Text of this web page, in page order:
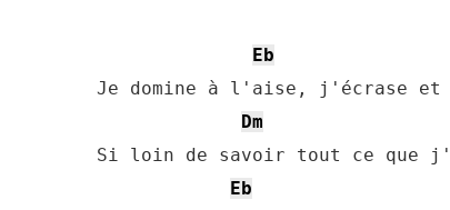
Eb
Je domine à l'aise, j'écrase et
Dm
Si loin de savoir tout ce que
Eb